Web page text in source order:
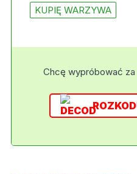
KUPIĘ WARZYWA
Chcę wypróbować za